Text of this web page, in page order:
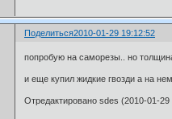
Поделиться2010-01-29 19:12:52
попробую на саморезы.. но
и еще купил жидкие гвозди а на
Отредактировано sdes (2010-01-29